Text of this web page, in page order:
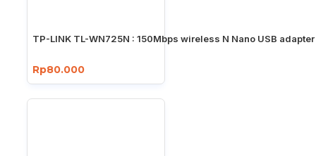
TP-LINK TL-WN725N : 150Mbps wireless N Nano USB adapter
Rp80.000